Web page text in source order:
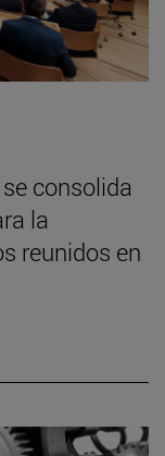
consolida
la
reunidos en